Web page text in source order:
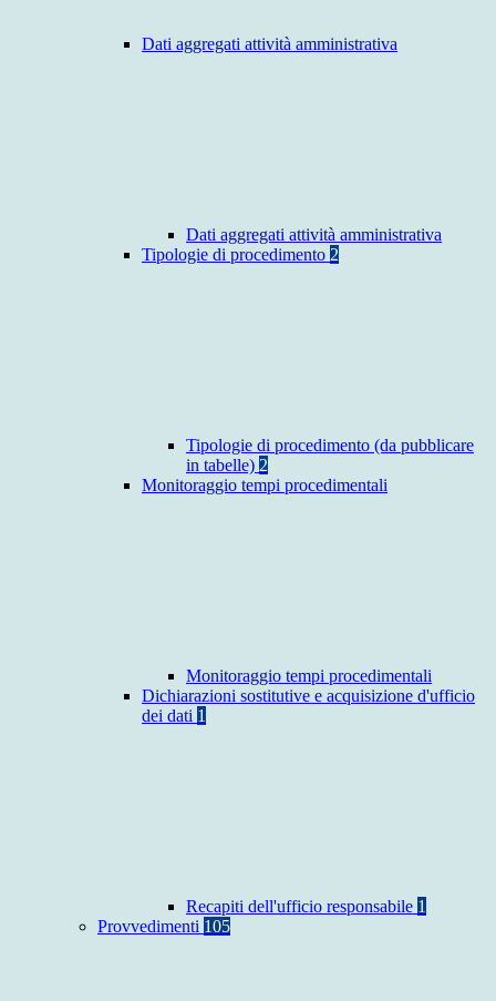
Dati aggregati attività amministrativa
Dati aggregati attività amministrativa
Tipologie di procedimento 2
Tipologie di procedimento (da pubblicare
in tabelle) 2
Monitoraggio tempi procedimentali
Monitoraggio tempi procedimentali
Dichiarazioni sostitutive e acquisizione d'ufficio
dei dati 1
Recapiti dell'ufficio responsabile 1
Provvedimenti 105